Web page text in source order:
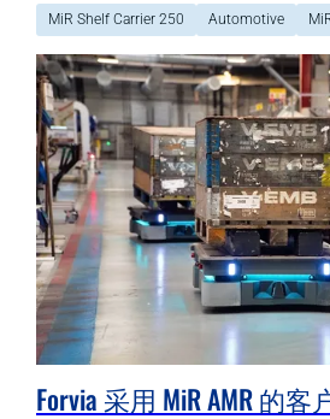
MiR Shelf Carrier 250 Automotive
Forvia 采用 MiR AMR 的客